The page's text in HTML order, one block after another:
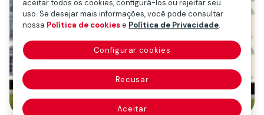
aceitar todos os cookies, configurá-los ou rejeitar seu
uso. Se desejar mais informações, você pode consultar
nossa Política de cookiese Política de Privacidade.
Configurar cookies
Recusar
Aceitar